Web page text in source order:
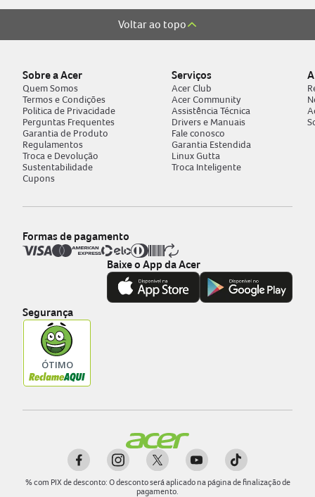
Voltar ao topo
Sobre a Acer
Quem Somos
Termos e Condições
Politica de Privacidade
Perguntas Frequentes
Garantia de Produto
Regulamentos
Troca e Devolução
Sustentabilidade
Cupons
Serviços
Acer Club
Acer Community
Assistência Técnica
Drivers e Manuais
Fale conosco
Garantia Estendida
Linux Gutta
Troca Inteligente
Formas de pagamento
Baixe o App da Acer
Segurança
%com PIX de desconto: O desconto será aplicado na página de finalização de
pagamento.